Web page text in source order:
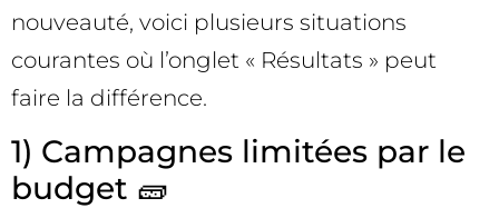
nouveauté, voici plusieurs situations
courantes où l’onglet « Résultats » peut
faire la différence.
1) Campagnes limitées par le
budget 🧱